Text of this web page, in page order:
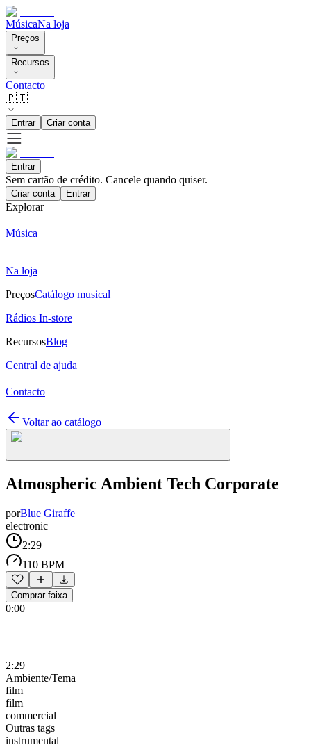
MúsicaNa loja
Preços
Recursos
Contacto
🇵🇹
Entrar Criar conta
Entrar
Sem cartão de crédito. Cancele quando quiser.
Criar conta Entrar
Explorar
Música
Na loja
PreçosCatálogo musical
Rádios In-store
RecursosBlog
Central de ajuda
Contacto
Voltar ao catálogo
Atmospheric Ambient Tech Corporate
porBlue Giraffe
electronic
2:29
110 BPM
Comprar faixa
0:00
2:29
Ambiente/Tema
film
film
commercial
Outras tags
instrumental